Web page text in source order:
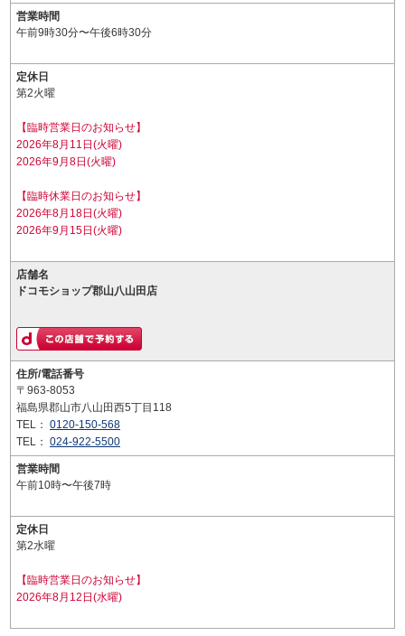
営業時間
午前9時30分〜午後6時30分
定休日
第2火曜
【臨時営業日のお知らせ】
2026年8月11日(火曜)
2026年9月8日(火曜)
【臨時休業日のお知らせ】
2026年8月18日(火曜)
2026年9月15日(火曜)
店舗名
ドコモショップ郡山八山田店
住所/電話番号
〒963-8053
福島県郡山市八山田西5丁目118
TEL： 0120-150-568
TEL： 024-922-5500
営業時間
午前10時〜午後7時
定休日
第2水曜
【臨時営業日のお知らせ】
2026年8月12日(水曜)